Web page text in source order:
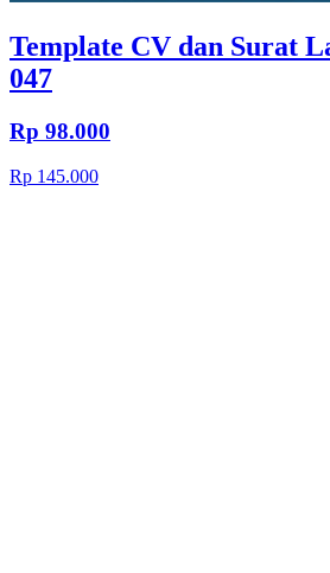
Template CV dan Surat
047
Rp 98.000
Rp 145.000